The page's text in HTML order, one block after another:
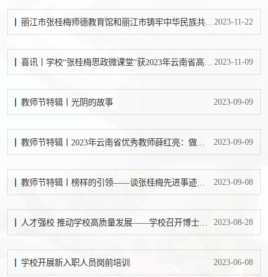
2023-11-22
2023-11-09
教师节特辑丨光阴的故事 2023-09-09
2023-09-09
2023-09-08
2023-08-28
学校开展新入职人员岗前培训 2023-06-08